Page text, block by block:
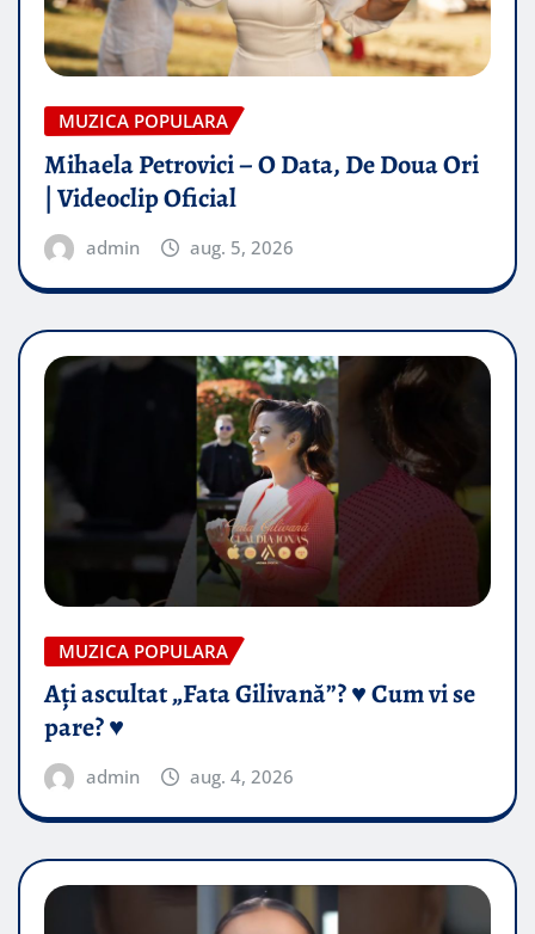
MUZICA POPULARA
Mihaela Petrovici – O Data, De Doua Ori
| Videoclip Oficial
admin aug. 5, 2026
MUZICA POPULARA
Ați ascultat „Fata Gilivană”? ♥️ Cum vi se
pare? ♥️
admin aug. 4, 2026